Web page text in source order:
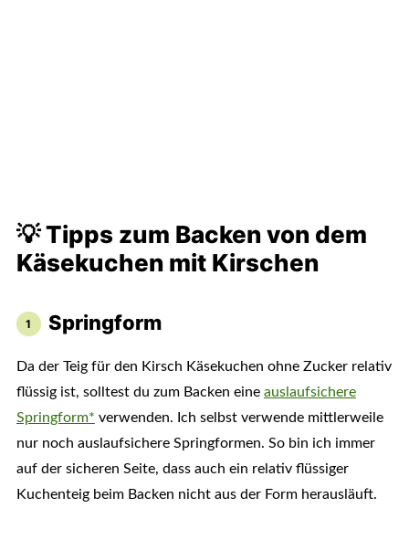
💡 Tipps zum Backen von dem
Käsekuchen mit Kirschen
Springform
Da der Teig für den Kirsch Käsekuchen ohne Zucker relativ
flüssig ist, solltest du zum Backen eine auslaufsichere
Springform* verwenden. Ich selbst verwende mittlerweile
nur noch auslaufsichere Springformen. So bin ich immer
auf der sicheren Seite, dass auch ein relativ flüssiger
Kuchenteig beim Backen nicht aus der Form herausläuft.